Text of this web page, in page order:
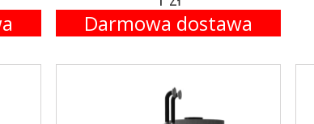
Darmowa dostawa